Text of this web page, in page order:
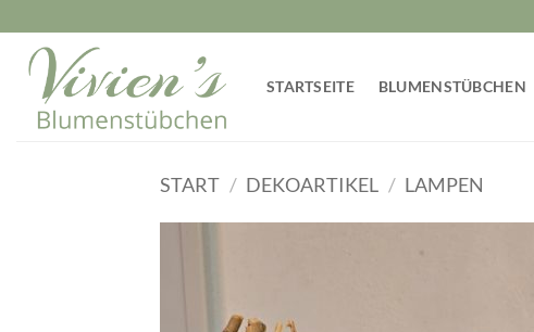
Inhalt
springen
STARTSEITE BLUMENSTÜBCHEN
START / DEKOARTIKEL / LAMPEN